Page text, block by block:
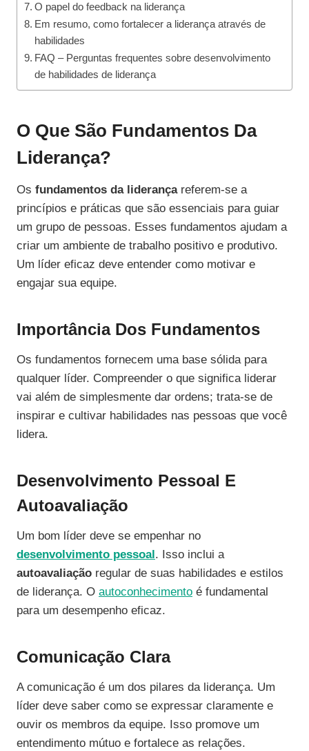
O papel do feedback na liderança
Em resumo, como fortalecer a liderança através de
habilidades
FAQ – Perguntas frequentes sobre desenvolvimento
de habilidades de liderança
O Que São Fundamentos Da
Liderança?
Os fundamentos da liderançareferem-se a
princípios e práticas que são essenciais para guiar
um grupo de pessoas. Esses fundamentos ajudam a
criar um ambiente de trabalho positivo e produtivo.
Um líder eficaz deve entender como motivar e
engajar sua equipe.
Importância Dos Fundamentos
Os fundamentos fornecem uma base sólida para
qualquer líder. Compreender o que significa liderar
vai além de simplesmente dar ordens; trata-se de
inspirar e cultivar habilidades nas pessoas que você
lidera.
Desenvolvimento Pessoal E
Autoavaliação
Um bom líder deve se empenhar no
desenvolvimento pessoal . Isso inclui a
autoavaliação regular de suas habilidades e estilos
de liderança. O autoconhecimento é fundamental
para um desempenho eficaz.
Comunicação Clara
A comunicação é um dos pilares da liderança. Um
líder deve saber como se expressar claramente e
ouvir os membros da equipe. Isso promove um
entendimento mútuo e fortalece as relações.